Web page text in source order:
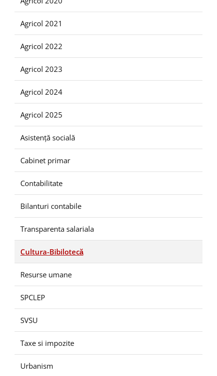
Agricol 2021
Agricol 2022
Agricol 2023
Agricol 2024
Agricol 2025
Asistență socială
Cabinet primar
Contabilitate
Bilanturi contabile
Transparenta salariala
Cultura-Bibilotecă
Resurse umane
SPCLEP
SVSU
Taxe si impozite
Urbanism